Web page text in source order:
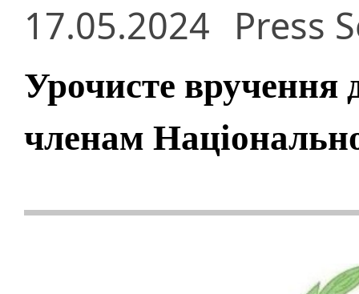
17.05.2024 Press
Урочисте
членам